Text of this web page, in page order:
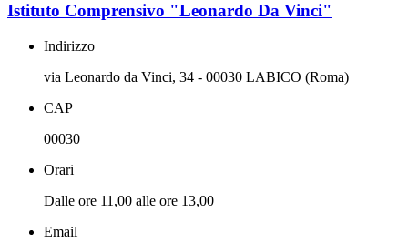
Istituto Comprensivo "Leonardo Da Vinci"
Indirizzo
via Leonardo da Vinci, 34 - 00030 LABICO (Roma)
CAP
00030
Orari
Dalle ore 11,00 alle ore 13,00
Email